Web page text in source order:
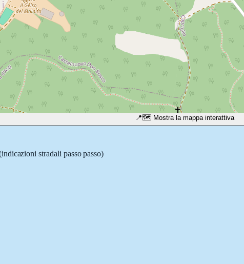
📍🗺️ Mostra la mappa interattiva
stradali passo passo)